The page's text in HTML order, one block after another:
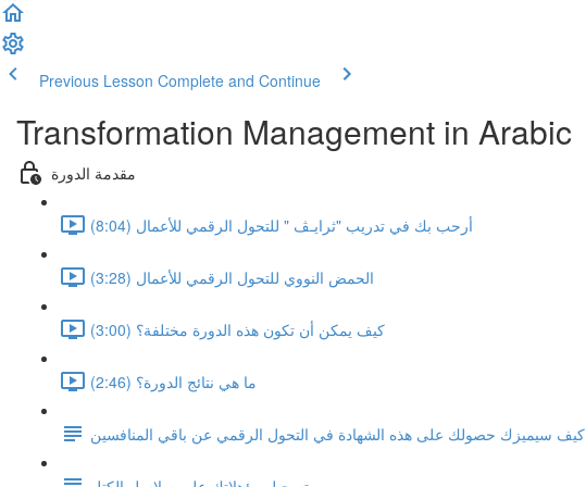
Previous Lesson Complete and Continue
Transformation Management in Arabic
مقدمة الدورة
أرحب بك في تدريب "ثرايـﭫ " للتحول الرقمي للأعمال (8:04)
الحمض النووي للتحول الرقمي للأعمال (3:28)
كيف يمكن أن تكون هذه الدورة مختلفة؟ (3:00)
ما هي نتائج الدورة؟ (2:46)
كيف سيميزك حصولك على هذه الشهادة في التحول الرقمي عن باقي المنافسين